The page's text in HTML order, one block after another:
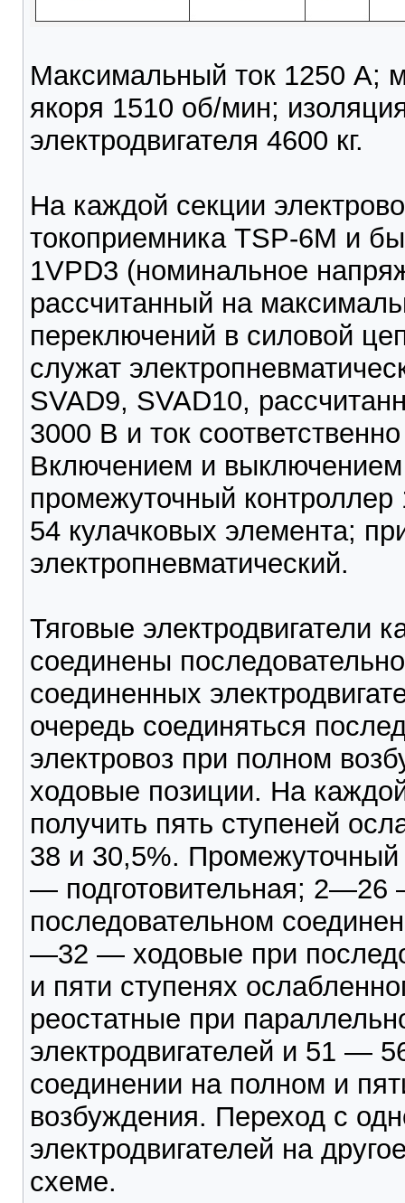
Максимальный ток 1250 А;
якоря 1510 об/мин;
электродвигателя 4600 кг.
На каждой секции
токоприемника TSP-6M и
1VPD3 (номинальное
рассчитанный на
переключений в силовой
служат
SVAD9, SVAD10,
3000 В и ток
Включением и выключением
промежуточный
54 кулачковых элемента;
электропневматический.
Тяговые электродвигатели
соединены
соединенных
очередь соединяться
электровоз при полном
ходовые позиции. На
получить пять ступеней
38 и 30,5%. Промежуточный
— подготовительная; 2—26
последовательном
—32 — ходовые при
и пяти ступенях
реостатные при
электродвигателей и 51 —
соединении на полном и
возбуждения. Переход с
электродвигателей на
схеме.